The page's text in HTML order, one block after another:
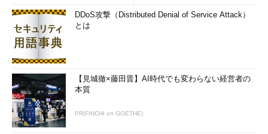
DDoS攻撃（Distributed Denial of Service Attack）
とは
【見城徹×藤田晋】AI時代でも変わらない経営者の
本質
PR(FINCHI on GOETHE)